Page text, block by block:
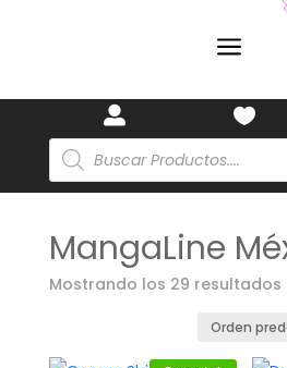
a
 
Búsqueda
de
productos
MangaLine
Mostrando los 29 resultados